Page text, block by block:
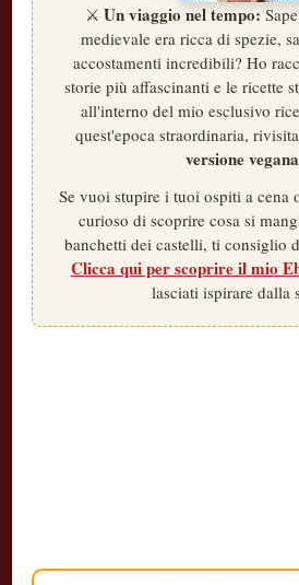
⚔️ Un viaggio nel tempo:
medievale era ricca di spezie,
accostamenti incredibili? Ho
storie più affascinanti e le ricette
all'interno del mio esclusivo
quest'epoca straordinaria,
versione vegana
Se vuoi stupire i tuoi ospiti a cena
curioso di scoprire cosa si
banchetti dei castelli, ti consiglio
Clicca qui per scoprire il mio
lasciati ispirare dalla